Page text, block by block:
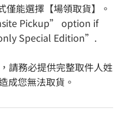
能選擇【場領取貨】。
Pickup” option if
Special Edition”.
請務必提供完整取件人姓
成您無法取貨。